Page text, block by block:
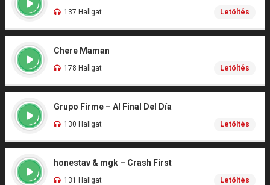
137 Hallgat Letöltés
Chere Maman
178 Hallgat Letöltés
Grupo Firme – Al Final Del Día
130 Hallgat Letöltés
honestav & mgk – Crash First
131 Hallgat Letöltés